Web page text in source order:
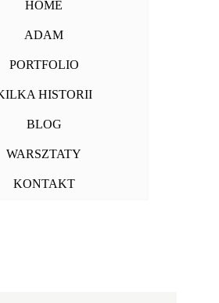
HOME
ADAM
PORTFOLIO
HISTORII
BLOG
WARSZTATY
KONTAKT